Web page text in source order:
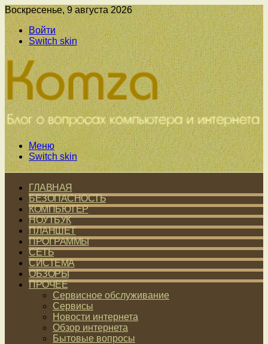
Воскресенье, 9 августа 2026
Войти
Switch skin
Меню
Switch skin
ГЛАВНАЯ
БЕЗОПАСНОСТЬ
КОМПЬЮТЕР
НОУТБУК
ПЛАНШЕТ
ПРОГРАММЫ
СЕТЬ
СИСТЕМА
ОБЗОРЫ
ПРОЧЕЕ
Сервисное обслуживание
Сервисы
Новости интернета
Обзор интернета
Бытовые вопросы